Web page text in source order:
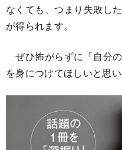
なくても、つまり失敗し
が得られます。
ぜひ怖がらずに「自分
を身につけてほしいと思い